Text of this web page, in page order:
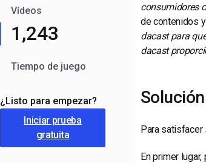
Vídeos
1,243
Tiempo de juego
¿Listo para empezar?
Iniciar prueba
gratuita
consumidores
de contenidos
dacast para
dacast
Solución
Para satisfacer
En primer